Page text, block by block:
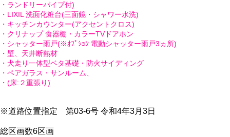
・ランドリーパイプ付)
・LIXIL 洗面化粧台(三面鏡・シャワー水洗)
・キッチンカウンター(アクセントクロス)
・クリナップ 食器棚・カラーTVドアホン
・シャッター雨戸(※ｵﾌﾟｼｮﾝ 電動シャッター雨戸3ヵ所)
・壁、天井断熱材
・犬走り一体型ベタ基礎・防火サイディング
・ペアガラス・サンルーム、
・(床:２重張り)
※道路位置指定 第03-6号 令和4年3月3日
総区画数6区画